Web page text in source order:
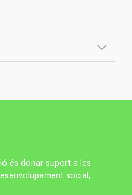
és donar suport a les
social,